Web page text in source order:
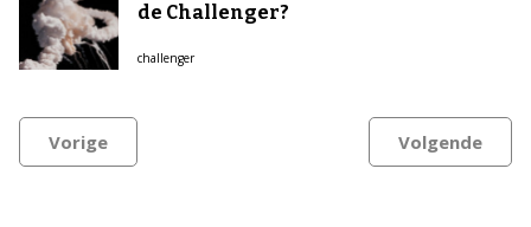
de Challenger?
challenger
Vorige Volgende